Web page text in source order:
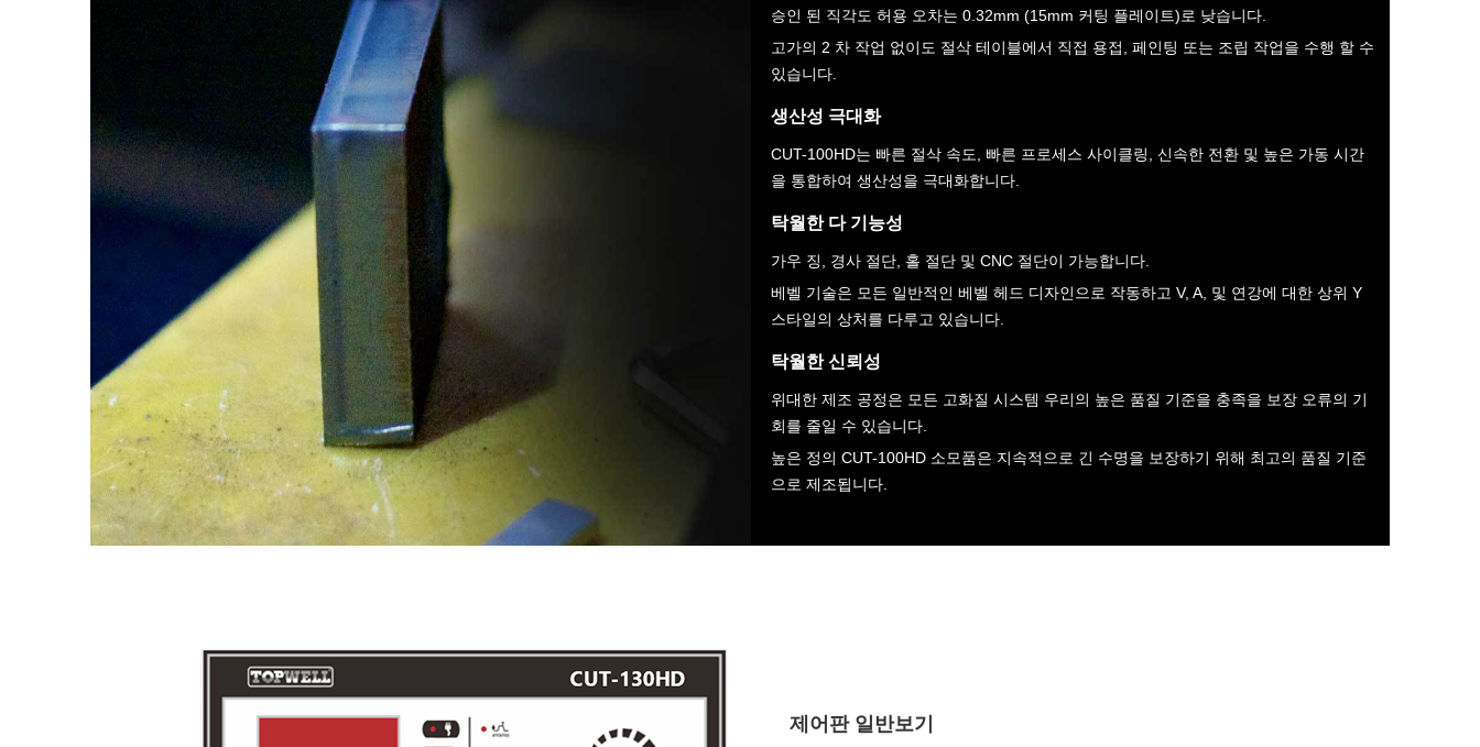
승인 된 직각도 허용 오차는 0.32mm (15mm 커팅 플레이트)로 낮습니다.
고가의 2 차 작업 없이도 절삭 테이블에서 직접 용접, 페인팅 또는 조립 작업을 수행 할 수
있습니다.
생산성 극대화
CUT-100HD는 빠른 절삭 속도, 빠른 프로세스 사이클링, 신속한 전환 및 높은 가동 시간
을 통합하여 생산성을 극대화합니다.
탁월한 다 기능성
가우 징, 경사 절단, 홀 절단 및 CNC 절단이 가능합니다.
베벨 기술은 모든 일반적인 베벨 헤드 디자인으로 작동하고 V, A, 및 연강에 대한 상위 Y
스타일의 상처를 다루고 있습니다.
탁월한 신뢰성
위대한 제조 공정은 모든 고화질 시스템 우리의 높은 품질 기준을 충족을 보장 오류의 기
회를 줄일 수 있습니다.
높은 정의 CUT-100HD 소모품은 지속적으로 긴 수명을 보장하기 위해 최고의 품질 기준
으로 제조됩니다.
제어판 일반보기